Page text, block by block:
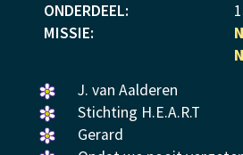
ONDERDEEL:
MISSIE:
Een
bloemetje
gelegd.
J. van Aalderen
Een
bloemetje
Stichting H.E.A.R.T
Een
Gerard